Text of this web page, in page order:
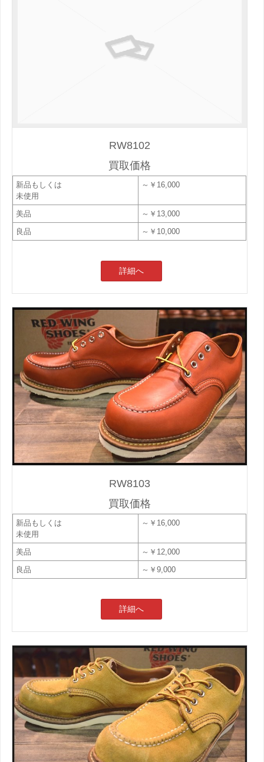
RW8102
買取価格
新品もしくは
未使用
～￥16,000
美品
～￥13,000
良品
～￥10,000
詳細へ
RW8103
買取価格
新品もしくは
未使用
～￥16,000
美品
～￥12,000
良品
～￥9,000
詳細へ